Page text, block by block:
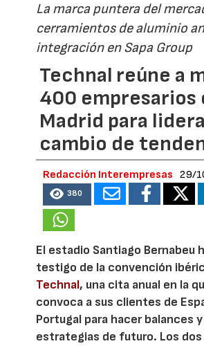
La marca puntera del
cerramientos de aluminio
integración en Sapa Group
Technal reúne a
400 empresarios
Madrid para
cambio de
Redacción Interempresas 29/
380
El estadio Santiago Bernabeu
testigo de la convención
Technal, una cita anual en la
convoca a sus clientes de
Portugal para hacer balances
estrategias de futuro. Los dos